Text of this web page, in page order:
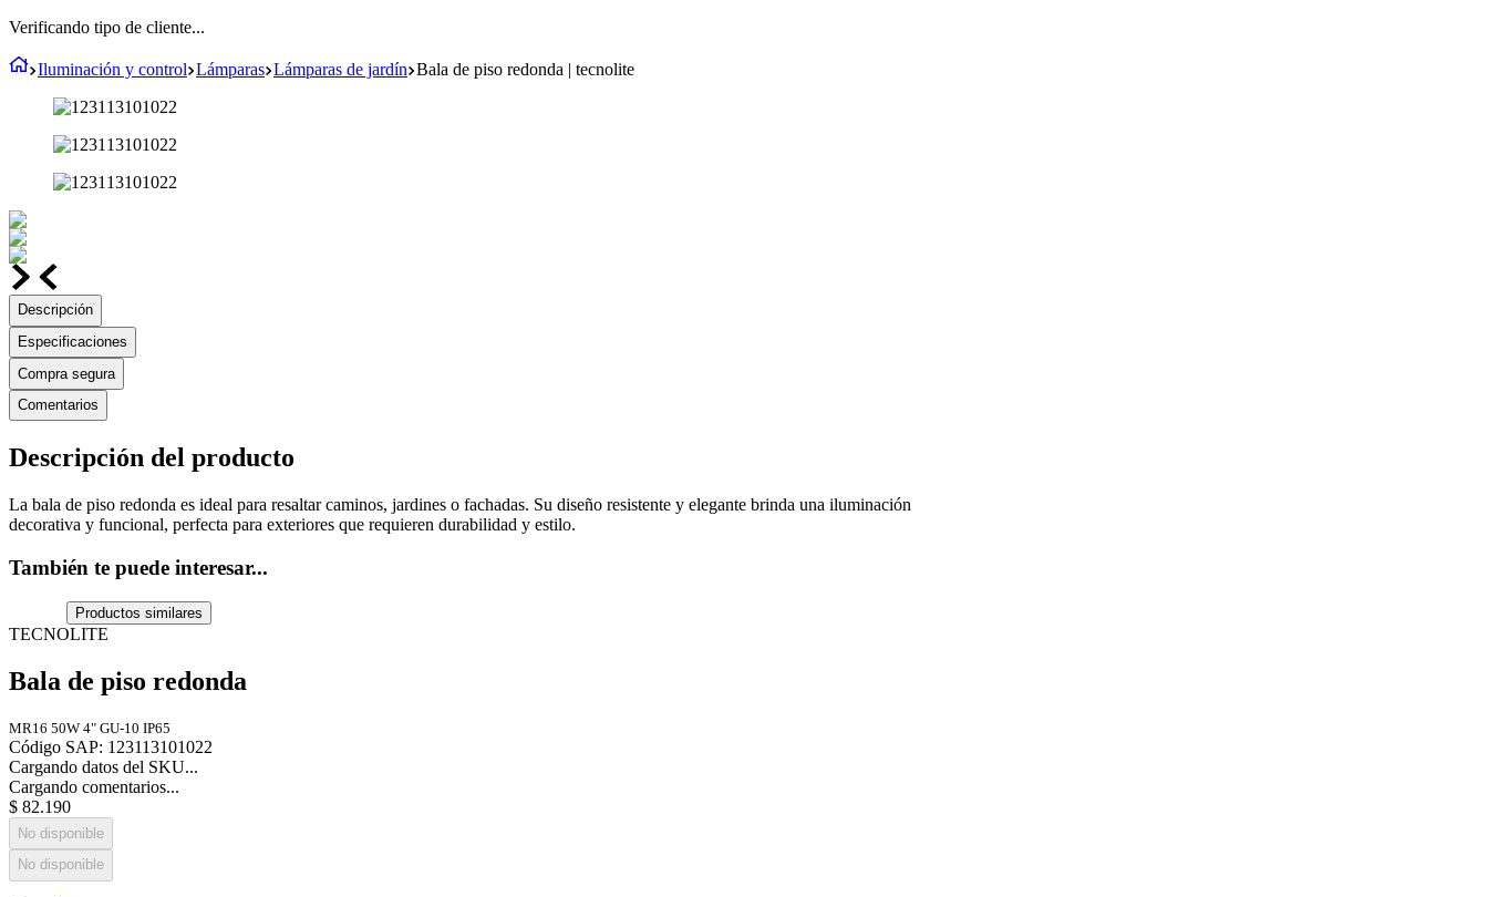
Verificando tipo de cliente...
Iluminación y control Lámparas Lámparas de jardín Bala de piso redonda | tecnolite
Descripción
Especificaciones
Compra segura
Comentarios
Descripción del producto
La bala de piso redonda es ideal para resaltar caminos, jardines o fachadas. Su diseño resistente y elegante brinda una iluminación
decorativa y funcional, perfecta para exteriores que requieren durabilidad y estilo.
También te puede interesar...
Productos similares
TECNOLITE
Bala de piso redonda
MR16 50W 4" GU-10 IP65
Código SAP: 123113101022
Cargando datos del SKU...
Cargando comentarios...
$ 82.190
No disponible
No disponible